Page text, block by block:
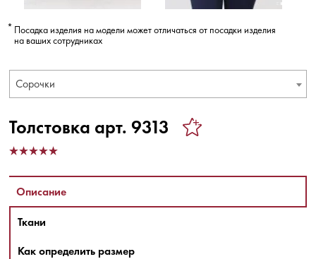
Посадка изделия на модели может отличаться от посадки изделия
на ваших сотрудниках
Сорочки
Толстовка арт. 9313
Описание
Ткани
Как определить размер